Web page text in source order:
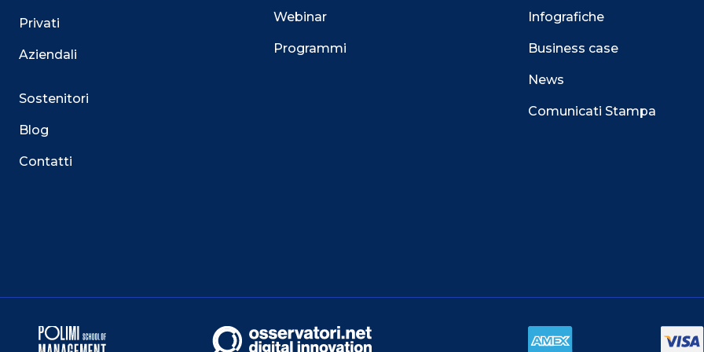
Privati
Aziendali
Sostenitori
Blog
Contatti
Webinar
Programmi
Infografiche
Business case
News
Comunicati Stampa
servizio. Utilizziamo i cookie anche per fornirti un’esperienza di navigazione sempre migliore, per
mirate aderenti alle tue abitudini di navigazione e ai tuoi interessi.
Puoi esprimere il tuo consenso cliccando su ACCETTA.